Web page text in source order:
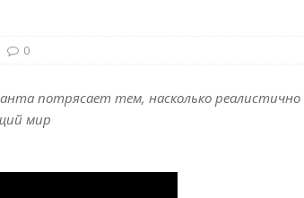
0
потрясает тем, насколько реалистично
мир